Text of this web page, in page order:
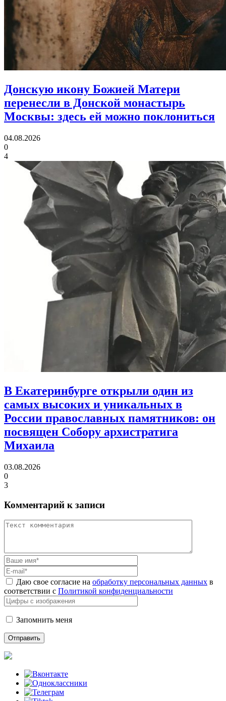
Донскую икону Божией Матери
перенесли в Донской монастырь
Москвы: здесь ей можно поклониться
04.08.2026
0
4
В Екатеринбурге открыли один из
самых высоких и уникальных в
России православных памятников: он
посвящен Собору архистратига
Михаила
03.08.2026
0
3
Комментарий к записи
Даю свое согласие на обработку персональных данных в
соответствии с Политикой конфиденциальности
Запомнить меня